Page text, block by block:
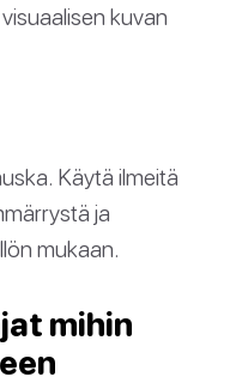
kuvan
Käytä ilmeitä
ja
mukaan.
mihin